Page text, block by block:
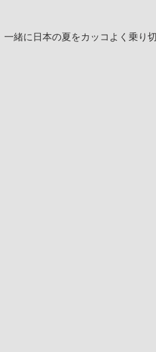
一緒に日本の夏をカッコよく乗り